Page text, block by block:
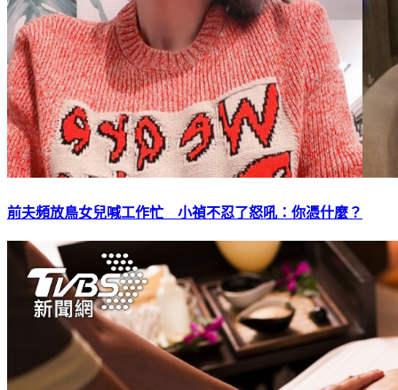
前夫頻放鳥女兒喊工作忙 小禎不忍了怒吼：你憑什麼？